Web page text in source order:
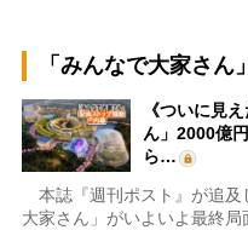
「みんなで大家さ
《ついに見
ん」2000億
ら…
本誌『週刊ポスト』が追及
大家さん」がいよいよ最終局